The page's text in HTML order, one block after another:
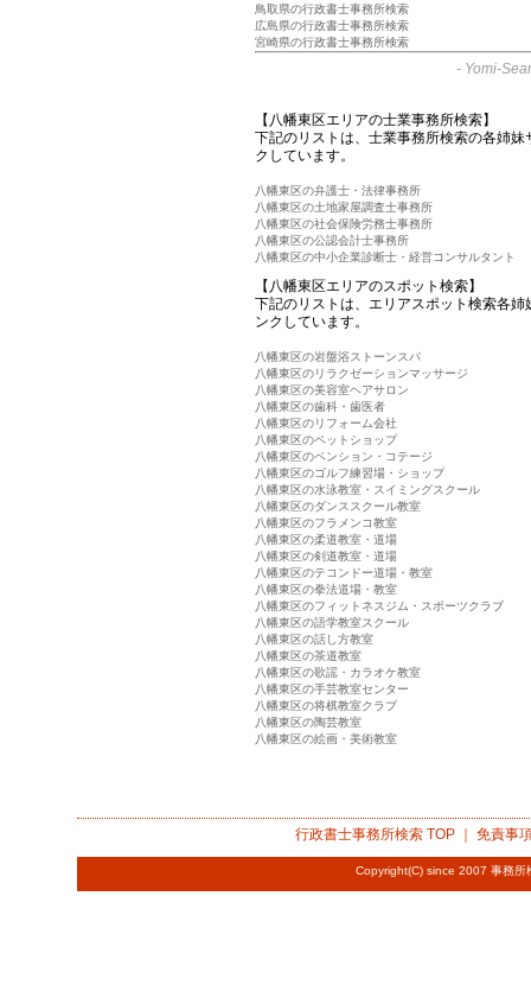
鳥取県の行政書士事務所検索
広島県の行政書士事務所検索
宮崎県の行政書士事務所検索
- Yomi-
【八幡東区エリアの士業事務所検索】
下記のリストは、士業事務所検索の各姉
クしています。
八幡東区の弁護士・法律事務所
八幡東区の土地家屋調査士事務所
八幡東区の社会保険労務士事務所
八幡東区の公認会計士事務所
八幡東区の中小企業診断士・経営コンサルタント
【八幡東区エリアのスポット検索】
下記のリストは、エリアスポット検索各
ンクしています。
八幡東区の岩盤浴ストーンスパ
八幡東区のリラクゼーションマッサージ
八幡東区の美容室ヘアサロン
八幡東区の歯科・歯医者
八幡東区のリフォーム会社
八幡東区のペットショップ
八幡東区のペンション・コテージ
八幡東区のゴルフ練習場・ショップ
八幡東区の水泳教室・スイミングスクール
八幡東区のダンススクール教室
八幡東区のフラメンコ教室
八幡東区の柔道教室・道場
八幡東区の剣道教室・道場
八幡東区のテコンドー道場・教室
八幡東区の拳法道場・教室
八幡東区のフィットネスジム・スポーツクラブ
八幡東区の語学教室スクール
八幡東区の話し方教室
八幡東区の茶道教室
八幡東区の歌謡・カラオケ教室
八幡東区の手芸教室センター
八幡東区の将棋教室クラブ
八幡東区の陶芸教室
八幡東区の絵画・美術教室
行政書士事務所検索TOP ｜ 免責事
Copyright(C) since 2007 事務所